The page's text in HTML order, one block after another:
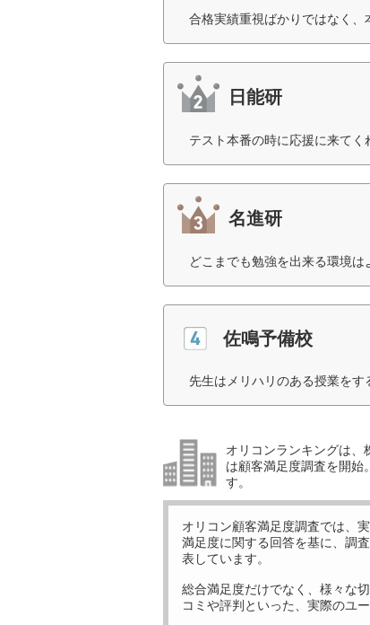
合格実績重視ばかりではなく、
日能研
テスト本番の時に応援に来てく
名進研
どこまでも勉強を出来る環境は
佐鳴予備校
先生はメリハリのある授業をす
オリコンランキングは、
は顧客満足度調査を開始
す。
オリコン顧客満足度調査では、
満足度に関する回答を基に、調
表しています。
総合満足度だけでなく、様々な
コミや評判といった、実際のユ